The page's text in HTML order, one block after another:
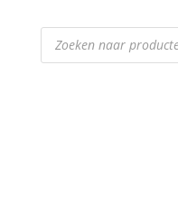
Producten
zoeken